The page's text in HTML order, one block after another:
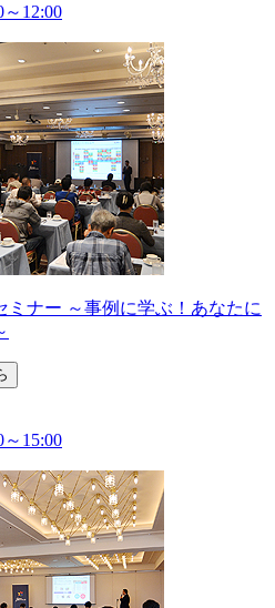
～12:00
ミナー ～事例に学ぶ！あなたに
～15:00